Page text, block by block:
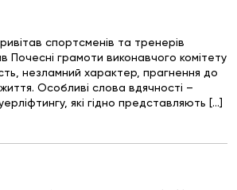
спортсменів та тренерів
Почесні грамоти виконавчого комітету
незламний характер, прагнення до
Особливі слова вдячності –
які гідно представляють […]